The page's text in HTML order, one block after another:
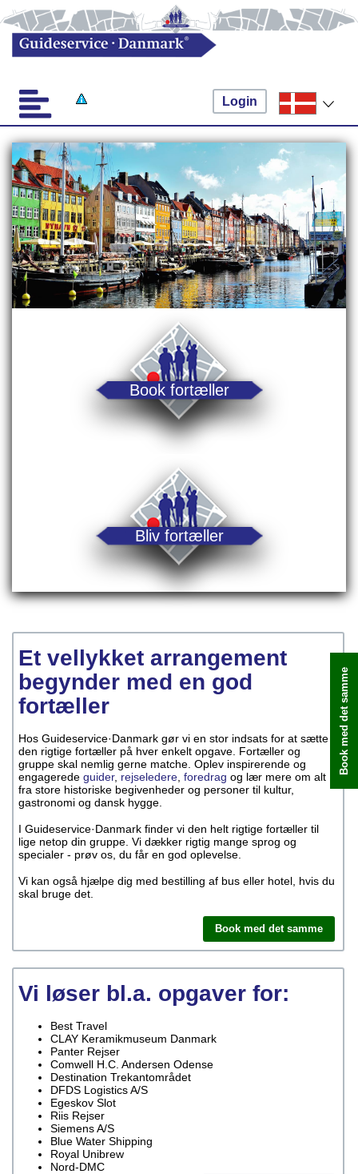
Login
Book fortæller
Bliv fortæller
Et vellykket arrangement
begynder med en god
fortæller
Hos Guideservice·Danmark gør vi en stor indsats for at sætte
den rigtige fortæller på hver enkelt opgave. Fortæller og
gruppe skal nemlig gerne matche. Oplev inspirerende og
engagerede guider, rejseledere foredrag og lær mere om alt
fra store historiske begivenheder og personer til kultur,
gastronomi og dansk hygge.
I Guideservice·Danmark finder vi den helt rigtige fortæller til
lige netop din gruppe. Vi dækker rigtig mange sprog og
specialer - prøv os, du får en god oplevelse.
Vi kan også hjælpe dig med bestilling af bus eller hotel, hvis du
skal bruge det.
Book med det samme
Vi løser bl.a. opgaver for:
Best Travel
CLAY Keramikmuseum Danmark
Panter Rejser
Comwell H.C. Andersen Odense
Destination Trekantområdet
DFDS Logistics A/S
Egeskov Slot
Riis Rejser
Siemens A/S
Blue Water Shipping
Royal Unibrew
Nord-DMC
Book med det samme